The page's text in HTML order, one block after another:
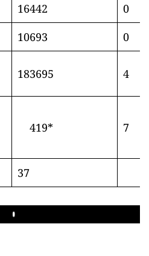
16442
0
10693 0
183695 4
419* 7
37
Play